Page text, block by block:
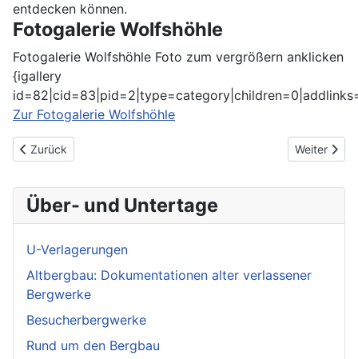
entdecken können.
Fotogalerie Wolfshöhle
Fotogalerie Wolfshöhle Foto zum vergrößern anklicken
{igallery
Zur Fotogalerie Wolfshöhle
Vorheriger Beitrag: Leichenhöhle
Zurück Nächster
Weiter
Über- und Untertage
U-Verlagerungen
Altbergbau: Dokumentationen alter verlassener
Bergwerke
Besucherbergwerke
Rund um den Bergbau